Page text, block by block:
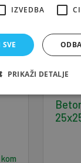
IZVEDBA
PRIKAŽI DETALJE